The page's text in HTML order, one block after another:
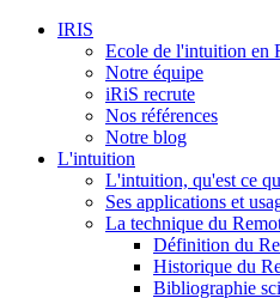
IRIS
Ecole de l'intuition en
Notre équipe
iRiS recrute
Nos références
Notre blog
L'intuition
L'intuition, qu'est ce
Ses applications et
La technique du
Définition du
Historique du
Bibliographie